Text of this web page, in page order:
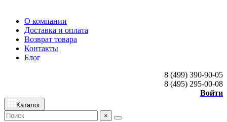
О компании
Доставка и оплата
Возврат товара
Контакты
Блог
8 (499) 390-90-05
8 (495) 295-00-08
Войти
Каталог
×